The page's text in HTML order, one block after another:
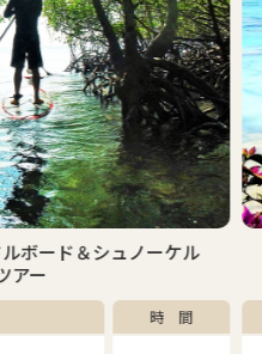
レンボンガン島マン
料 金